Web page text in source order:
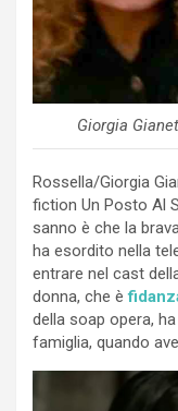
Giorgia
Rossella/Giorgia
fiction Un Posto Al
sanno è che la
ha esordito nella
entrare nel cast
donna, che è
della soap opera,
famiglia, quando